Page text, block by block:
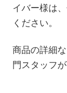
イバー様は
ください。
商品の詳細
門スタッフ